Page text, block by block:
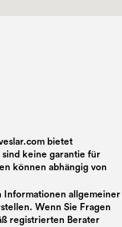
bietet
keine garantie für
können abhängig von
Informationen allgemeiner
Wenn Sie Fragen
registrierten Berater